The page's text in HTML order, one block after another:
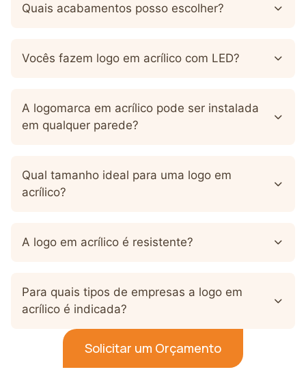
Quais acabamentos posso escolher?
Vocês fazem logo em acrílico com LED?
A logomarca em acrílico pode ser instalada
em qualquer parede?
Qual tamanho ideal para uma logo em
acrílico?
A logo em acrílico é resistente?
Para quais tipos de empresas a logo em
acrílico é indicada?
Solicitar um Orçamento